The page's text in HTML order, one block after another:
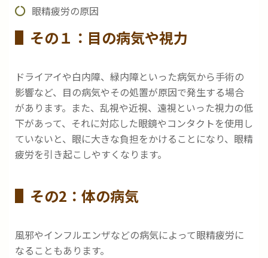
眼精疲労の原因
その１：目の病気や視力
ドライアイや白内障、緑内障といった病気から手術の
影響など、目の病気やその処置が原因で発生する場合
があります。また、乱視や近視、遠視といった視力の低
下があって、それに対応した眼鏡やコンタクトを使用し
ていないと、眼に大きな負担をかけることになり、眼精
疲労を引き起こしやすくなります。
その2：体の病気
風邪やインフルエンザなどの病気によって眼精疲労に
なることもあります。